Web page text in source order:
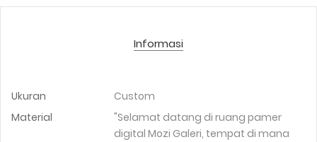
Informasi
Ukuran
Custom
Material
"Selamat datang di ruang pamer
digital Mozi Galeri, tempat di mana